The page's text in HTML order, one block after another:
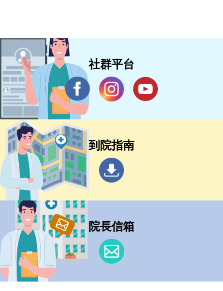
社群平台
到院指南
院長信箱